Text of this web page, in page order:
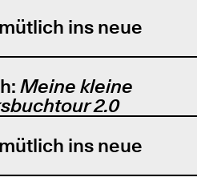
ins neue
Meine kleine
2.0
ins neue